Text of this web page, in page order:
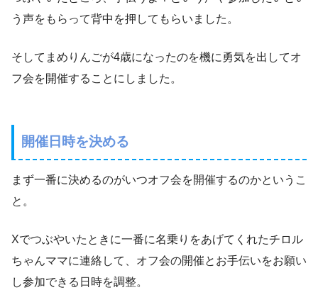
う声をもらって背中を押してもらいました。
そしてまめりんごが4歳になったのを機に勇気を出してオ
フ会を開催することにしました。
開催日時を決める
まず一番に決めるのがいつオフ会を開催するのかというこ
と。
Xでつぶやいたときに一番に名乗りをあげてくれたチロル
ちゃんママに連絡して、オフ会の開催とお手伝いをお願い
し参加できる日時を調整。